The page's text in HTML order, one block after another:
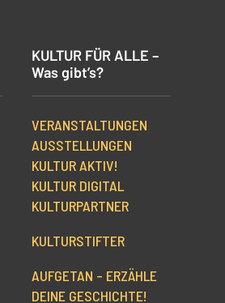
KULTUR FÜR ALLE –
Was gibt’s?
VERANSTALTUNGEN
AUSSTELLUNGEN
KULTUR AKTIV!
KULTUR DIGITAL
KULTURPARTNER
KULTURSTIFTER
AUFGETAN – ERZÄHLE
DEINE GESCHICHTE!